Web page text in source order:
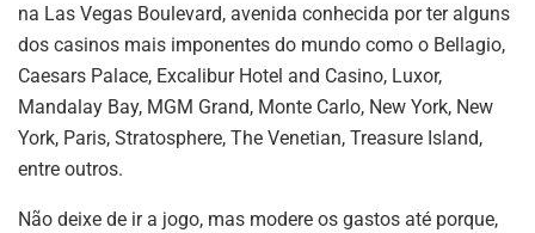
na Las Vegas Boulevard, avenida conhecida por ter alguns
dos casinos mais imponentes do mundo como o Bellagio,
Caesars Palace, Excalibur Hotel and Casino, Luxor,
Mandalay Bay, MGM Grand, Monte Carlo, New York, New
York, Paris, Stratosphere, The Venetian, Treasure Island,
entre outros.
Não deixe de ir a jogo, mas modere os gastos até porque,